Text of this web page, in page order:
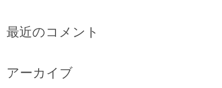
最近のコメント
アーカイブ